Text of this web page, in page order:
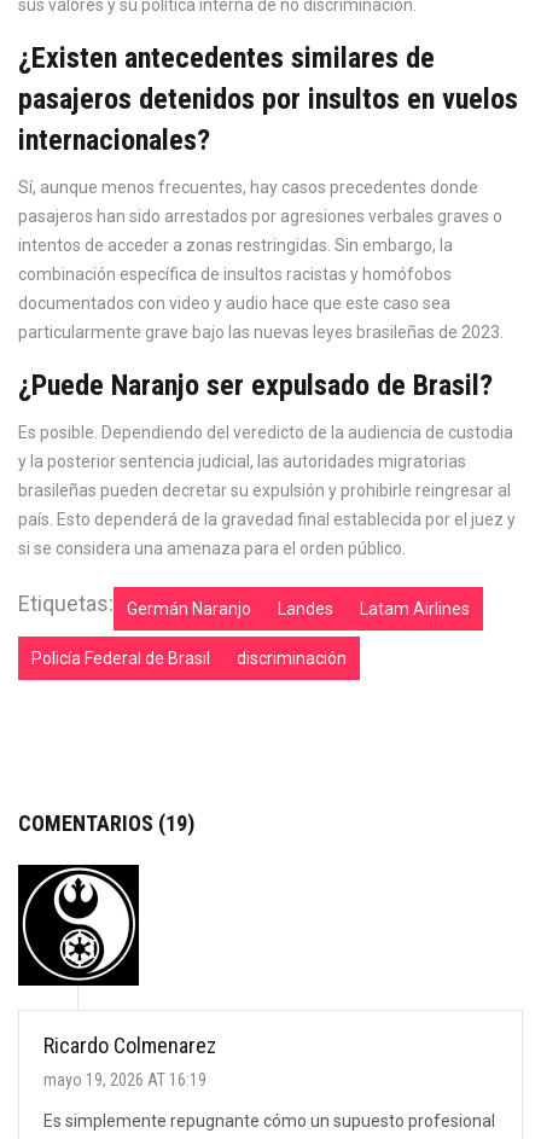
sus valores y su política interna de no discriminación.
¿Existen antecedentes similares de
pasajeros detenidos por insultos en vuelos
internacionales?
Sí, aunque menos frecuentes, hay casos precedentes donde
pasajeros han sido arrestados por agresiones verbales graves o
intentos de acceder a zonas restringidas. Sin embargo, la
combinación específica de insultos racistas y homófobos
documentados con video y audio hace que este caso sea
particularmente grave bajo las nuevas leyes brasileñas de 2023.
¿Puede Naranjo ser expulsado de Brasil?
Es posible. Dependiendo del veredicto de la audiencia de custodia
y la posterior sentencia judicial, las autoridades migratorias
brasileñas pueden decretar su expulsión y prohibirle reingresar al
país. Esto dependerá de la gravedad final establecida por el juez y
si se considera una amenaza para el orden público.
Etiquetas: Germán Naranjo Landes Latam Airlines
Policía Federal de Brasil discriminación
COMENTARIOS (19)
Ricardo Colmenarez
mayo 19, 2026 AT 16:19
Es simplemente repugnante cómo un supuesto profesional